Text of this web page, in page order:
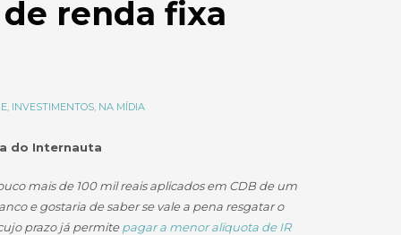
renda fixa
, INVESTIMENTOS, NA MÍDIA
do Internauta
mais de 100 mil reais aplicados em CDB de um
e gostaria de saber se vale a pena resgatar o
prazo já permitepagar a menor alíquota de IR